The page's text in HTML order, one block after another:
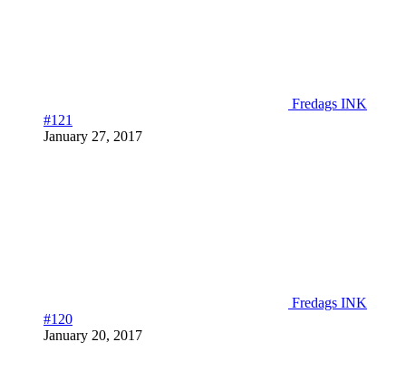
Fredags INK
#121
January 27, 2017
Fredags INK
#120
January 20, 2017